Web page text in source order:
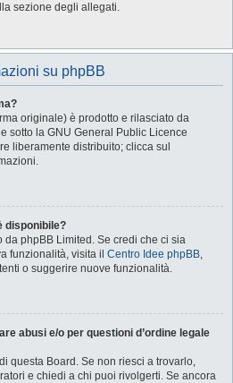
sezione degli allegati.
su phpBB
originale) è prodotto e rilasciato da
sotto la GNU General Public Licence
liberamente distribuito; clicca sul
disponibile?
da phpBB Limited. Se credi che ci sia
funzionalità, visita il Centro Idee phpBB,
o suggerire nuove funzionalità.
abusi e/o per questioni d’ordine legale
questa Board. Se non riesci a trovarlo,
e chiedi a chi puoi rivolgerti. Se ancora